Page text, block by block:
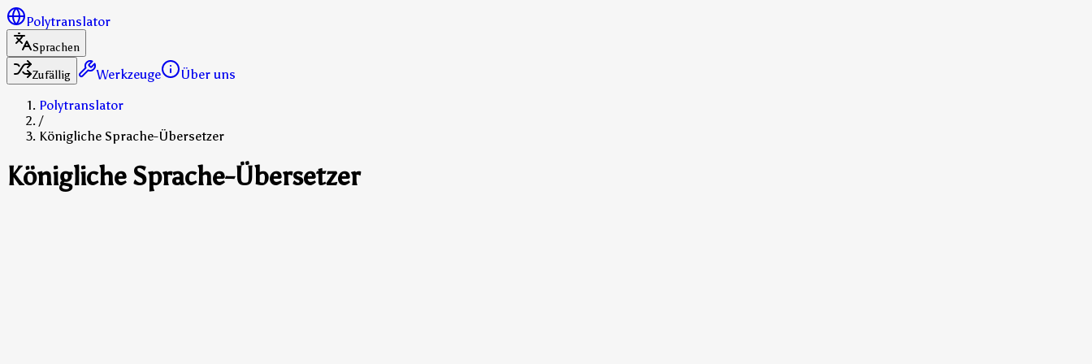
Polytranslator
Sprachen
Zufällig
Werkzeuge
Über uns
Polytranslator
/
Königliche Sprache-Übersetzer
Königliche Sprache-Übersetzer